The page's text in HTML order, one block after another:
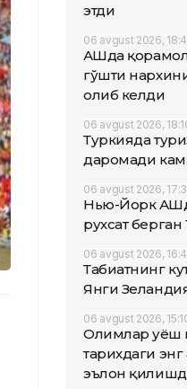
этди
06 avgust 2026,
АҚШда
гўшти
олиб келди
06 avgust 2026,
Туркияда
даромади
06 avgust 2026,
Нью-Йорк
рухсат
06 avgust 2026,
Табиатнинг
Янги
06 avgust 2026,
Олимлар Қуёш
тарихдаги
эълон